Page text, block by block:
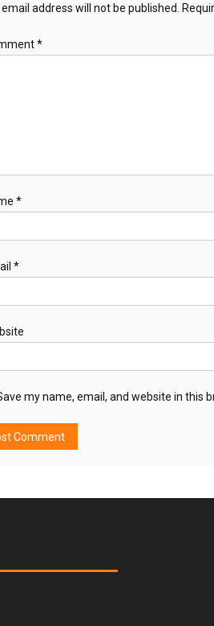
address will not be published.
*
*
*
my name, email, and website in this